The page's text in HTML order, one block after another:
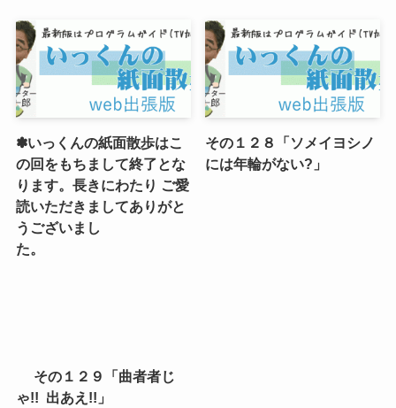
✽いっくんの紙面散歩はこ
の回をもちまして終了とな
ります。長きにわたり ご愛
読いただきましてありがと
うございまし
た。
その１２９「曲者者じ
ゃ!! 出あえ!!」
その１２８「ソメイヨシノ
には年輪がない?」